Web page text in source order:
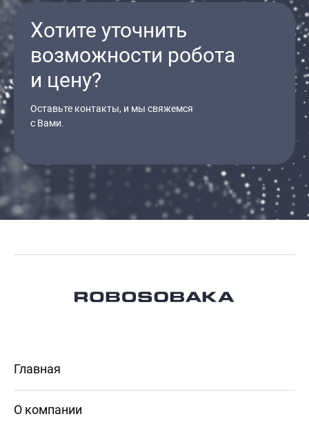
Хотите уточнить
возможности робота
и цену?
Оставьте контакты, и мы свяжемся
с Вами.
Главная
О компании